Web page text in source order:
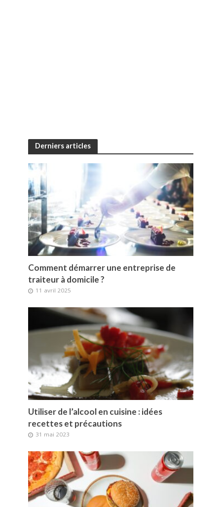
Derniers articles
Comment démarrer une entreprise de
traiteur à domicile ?
11 avril 2025
Utiliser de l’alcool en cuisine : idées
recettes et précautions
31 mai 2023